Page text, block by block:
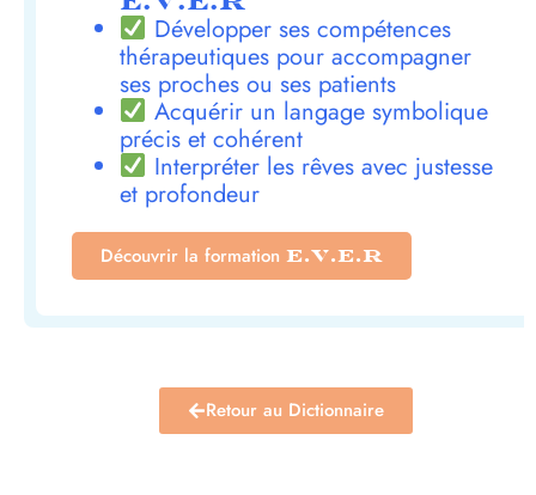
Développer ses compétences
thérapeutiques pour accompagner
ses proches ou ses patients
Acquérir un langage symbolique
précis et cohérent
Interpréter les rêves avec justesse
et profondeur
Découvrir la formation E.V.E.R
Retour au Dictionnaire